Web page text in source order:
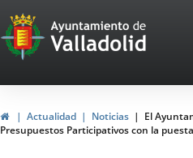
Portal
Web
del
Ayuntamiento
de
HomeActualidad Noticias
El
Presupuestos Participativos con la